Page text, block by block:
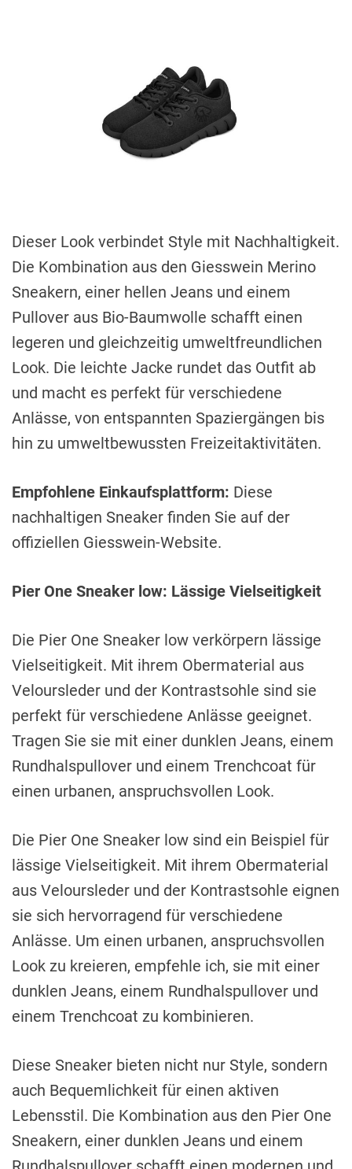
Dieser Look verbindet Style mit Nachhaltigkeit.
Die Kombination aus den Giesswein Merino
Sneakern, einer hellen Jeans und einem
Pullover aus Bio-Baumwolle schafft einen
legeren und gleichzeitig umweltfreundlichen
Look. Die leichte Jacke rundet das Outfit ab
und macht es perfekt für verschiedene
Anlässe, von entspannten Spaziergängen bis
hin zu umweltbewussten Freizeitaktivitäten.
Empfohlene Einkaufsplattform: Diese
nachhaltigen Sneaker finden Sie auf der
offiziellen Giesswein-Website.
Pier One Sneaker low: Lässige Vielseitigkeit
Die Pier One Sneaker low verkörpern lässige
Vielseitigkeit. Mit ihrem Obermaterial aus
Veloursleder und der Kontrastsohle sind sie
perfekt für verschiedene Anlässe geeignet.
Tragen Sie sie mit einer dunklen Jeans, einem
Rundhalspullover und einem Trenchcoat für
einen urbanen, anspruchsvollen Look.
Die Pier One Sneaker low sind ein Beispiel für
lässige Vielseitigkeit. Mit ihrem Obermaterial
aus Veloursleder und der Kontrastsohle eignen
sie sich hervorragend für verschiedene
Anlässe. Um einen urbanen, anspruchsvollen
Look zu kreieren, empfehle ich, sie mit einer
dunklen Jeans, einem Rundhalspullover und
einem Trenchcoat zu kombinieren.
Diese Sneaker bieten nicht nur Style, sondern
auch Bequemlichkeit für einen aktiven
Lebensstil. Die Kombination aus den Pier One
Sneakern, einer dunklen Jeans und einem